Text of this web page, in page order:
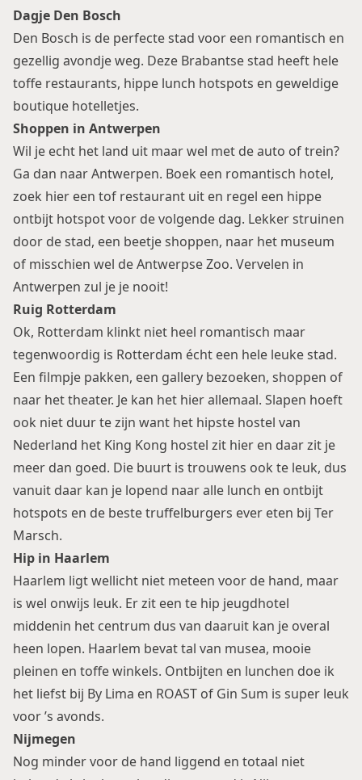
Dagje Den Bosch
Den Bosch is de perfecte stad voor een romantisch en
gezellig avondje weg. Deze Brabantse stad heeft hele
toffe restaurants, hippe lunch hotspots en geweldige
boutique hotelletjes.
Shoppen in Antwerpen
Wil je echt het land uit maar wel met de auto of trein?
Ga dan naarAntwerpen. Boek een romantisch hotel,
zoek hier een tof restaurant uit en regel een hippe
ontbijt hotspotvoor de volgende dag. Lekker struinen
door de stad, een beetje shoppen, naar het museum
of misschien wel de Antwerpse Zoo. Vervelen in
Antwerpen zul je je nooit!
Ruig Rotterdam
Ok, Rotterdam klinkt niet heel romantisch maar
tegenwoordig is Rotterdam écht een hele leuke stad.
Een filmpje pakken, een gallery bezoeken, shoppen of
naar het theater. Je kan het hier allemaal. Slapen hoeft
ook niet duur te zijn want het hipste hostel van
Nederland het King Kong hostel zit hier en daar zit je
meer dan goed. Die buurt is trouwens ook te leuk, dus
vanuit daar kan je lopend naar alle lunch en ontbijt
hotspots en de beste truffelburgers ever eten bij Ter
Marsch.
Hip in Haarlem
Haarlem ligt wellicht niet meteen voor de hand, maar
is wel onwijs leuk. Er zit een te hip jeugdhotel
middenin het centrum dus van daaruit kan je overal
heen lopen. Haarlem bevat tal van musea, mooie
pleinen en toffe winkels. Ontbijten en lunchen doe ik
het liefst bij By Lima en ROAST of Gin Sum is super leuk
voor ’s avonds.
Nijmegen
Nog minder voor de hand liggend en totaal niet